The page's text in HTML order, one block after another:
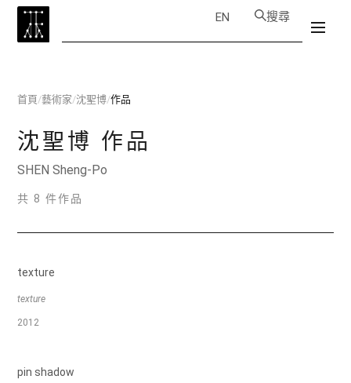
EN 搜尋
首頁/藝術家/沈聖博/作品
沈聖博 作品
SHEN Sheng-Po
共 8 件作品
texture
texture
2012
pin shadow